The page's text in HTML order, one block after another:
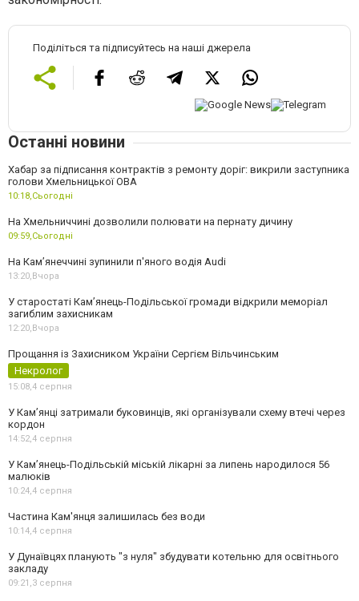
Поділіться та підписуйтесь на наші джерела
Останні новини
Хабар за підписання контрактів з ремонту доріг: викрили заступника
голови Хмельницької ОВА
10:18,Сьогодні
На Хмельниччині дозволили полювати на пернату дичину
09:59,Сьогодні
На Камʼянеччині зупинили п'яного водія Audi
13:20,Вчора
У старостаті Кам’янець-Подільської громади відкрили меморіал
загиблим захисникам
12:20,Вчора
Прощання із Захисником України Сергієм Вільчинським
Некролог
15:08,4 серпня
У Кам’янці затримали буковинців, які організували схему втечі через
кордон
14:52,4 серпня
У Кам’янець-Подільській міській лікарні за липень народилося 56
малюків
10:24,4 серпня
Частина Кам'янця залишилась без води
10:14,4 серпня
У Дунаївцях планують "з нуля" збудувати котельню для освітнього
закладу
09:21,3 серпня